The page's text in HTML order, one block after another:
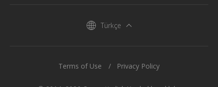
Türkçe
Terms of Use Privacy Policy